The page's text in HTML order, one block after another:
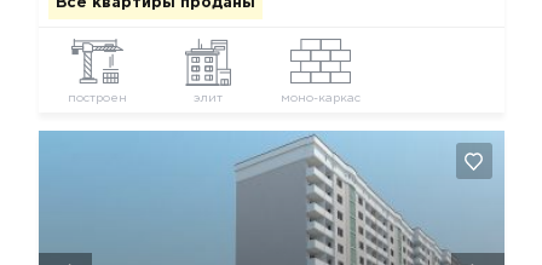
Все квартиры проданы
построен элит моно-каркас